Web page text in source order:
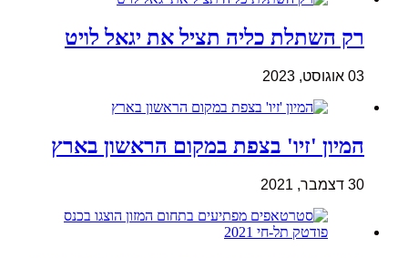
רק השתלת כליה תציל את יגאל לויט
03 אוגוסט, 2023
המיון 'זיו' בצפת במקום הראשון בארץ
30 דצמבר, 2021